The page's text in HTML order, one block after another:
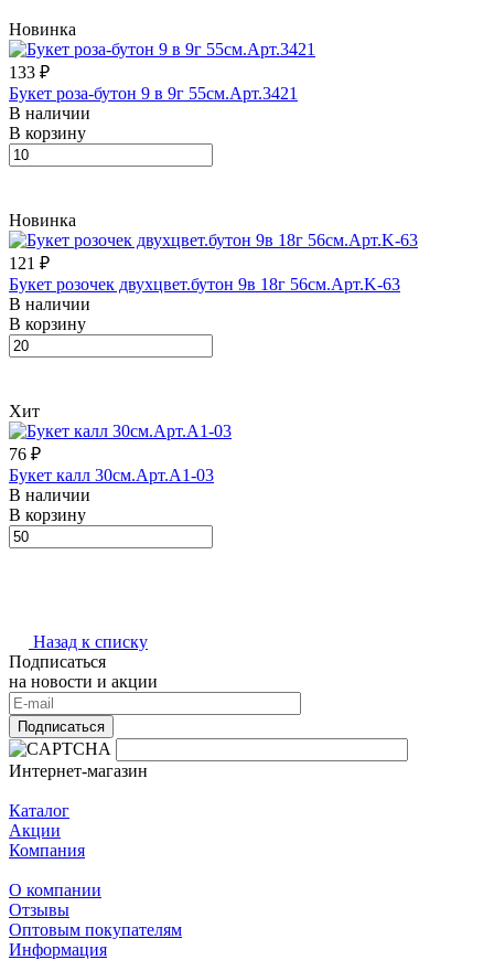
Новинка
133 ₽
Букет роза-бутон 9 в 9г 55см.Арт.3421
В наличии
В корзину
Новинка
121 ₽
Букет розочек двухцвет.бутон 9в 18г 56см.Арт.K-63
В наличии
В корзину
Хит
76 ₽
Букет калл 30см.Арт.A1-03
В наличии
В корзину
Назад к списку
Подписаться
на новости и акции
Подписаться
Интернет-магазин
Каталог
Акции
Компания
О компании
Отзывы
Оптовым покупателям
Информация